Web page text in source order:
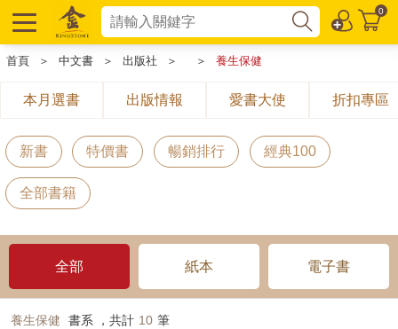
0
首頁 ＞ 中文書 ＞ 出版社 ＞ ＞ 養生保健
本月選書 出版情報 愛書大使 折扣專區
新書 特價書 暢銷排行 經典100
全部書籍
全部 紙本 電子書
養生保健 書系 ，共計 10 筆